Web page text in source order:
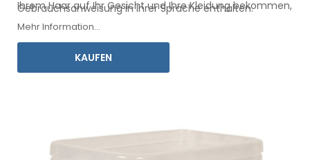
Ihrem Haarauf Ihr Gesichtund Ihre Kleidungbekommen,
ist dieser Adapter, zusammen mit Electro Antiperspirant
Forte oder Electro Antiperspirant ELITE, für Sie.
Gebrauchsanweisung in Ihrer Sprache enthalten.
Mehr Information...
KAUFEN